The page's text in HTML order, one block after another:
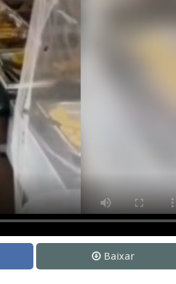
Baixar